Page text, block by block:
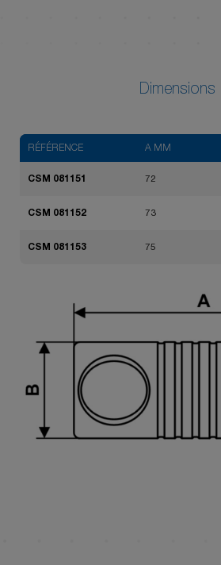
Dimensions
RÉFÉRENCE A MM
CSM 081151 72
CSM 081152 73
CSM 081153 75